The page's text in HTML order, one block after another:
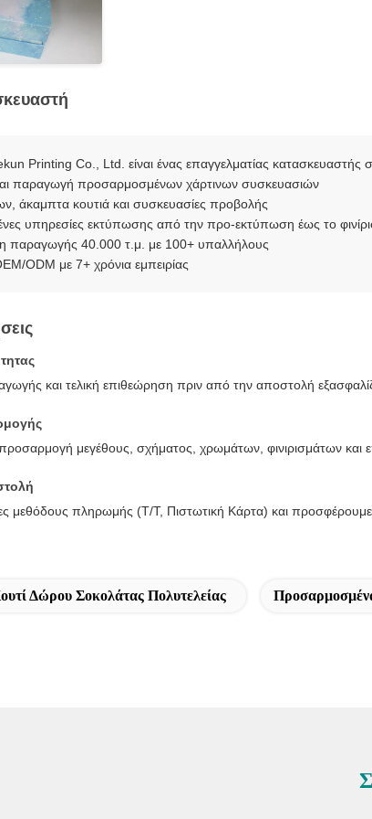
Printing Co., Ltd. είναι ένας επαγγελματίας κατασκευαστής
παραγωγή προσαρμοσμένων χάρτινων συσκευασιών
άκαμπτα κουτιά και συσκευασίες προβολής
υπηρεσίες εκτύπωσης από την προ-εκτύπωση έως το
παραγωγής 40.000 τ.μ. με 100+ υπαλλήλους
ODM με 7+ χρόνια εμπειρίας
και τελική επιθεώρηση πριν από την αποστολή
μεγέθους, σχήματος, χρωμάτων, φινιρισμάτων και
μεθόδους πληρωμής (T/T, Πιστωτική Κάρτα) και
Δώρου Σοκολάτας Πολυτελείας